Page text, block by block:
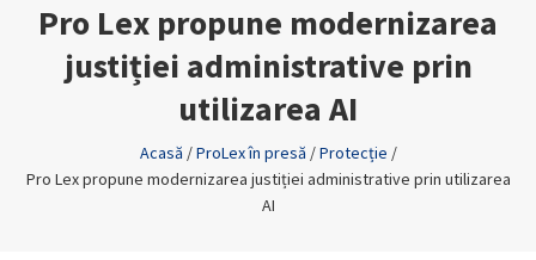
Pro Lex propune modernizarea
justiției administrative prin
utilizarea AI
Acasă /ProLex în presă /Protecție /
Pro Lex propune modernizarea justiției administrative prin utilizarea
AI